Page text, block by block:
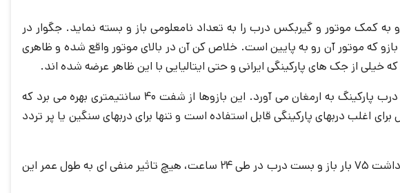
کمک موتور و گیربکس درب را به تعداد نامعلومی باز و بسته نماید. جگوار در
بازو که موتور آن رو به پایین است. خلاص کن آن در بالای موتور واقع شده و ظاهری
خیلی از جک های پارکینگی ایرانی و حتی ایتالیایی با این ظاهر عرضه شده اند.
قدرت بازو های جگوار کوییک 400 برای هر بازو 300 کیلوگرم است که در مجموع قدرت 600 کیلوگرمی را برای دو درب پارکینگ به ارمغان می آورد. این بازوها از شفت 40 سانتیمتری بهره می برد که
این محصول برای اغلب دربهای پارکینگی قابل استفاده است و تنها برای دربهای سنگین یا پر تردد
سازنده این محصول این جک را برای تردد 25 خودرو در یک ساختمان پیشنهاد داده است. یعنی می توان انتظار داشت 75 بار باز و بست درب در طی 24 ساعت، هیچ تاثیر منفی ای به طول عمر این